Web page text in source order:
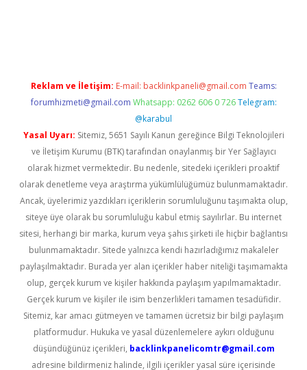
Reklam ve İletişim: E-mail: backlinkpaneli@gmail.com Teams:
forumhizmeti@gmail.com Whatsapp: 0262 606 0 726 Telegram:
@karabul
Yasal Uyarı: Sitemiz, 5651 Sayılı Kanun gereğince Bilgi Teknolojileri
ve İletişim Kurumu (BTK) tarafından onaylanmış bir Yer Sağlayıcı
olarak hizmet vermektedir. Bu nedenle, sitedeki içerikleri proaktif
olarak denetleme veya araştırma yükümlülüğümüz bulunmamaktadır.
Ancak, üyelerimiz yazdıkları içeriklerin sorumluluğunu taşımakta olup,
siteye üye olarak bu sorumluluğu kabul etmiş sayılırlar. Bu internet
sitesi, herhangi bir marka, kurum veya şahıs şirketi ile hiçbir bağlantısı
bulunmamaktadır. Sitede yalnızca kendi hazırladığımız makaleler
paylaşılmaktadır. Burada yer alan içerikler haber niteliği taşımamakta
olup, gerçek kurum ve kişiler hakkında paylaşım yapılmamaktadır.
Gerçek kurum ve kişiler ile isim benzerlikleri tamamen tesadüfidir.
Sitemiz, kar amacı gütmeyen ve tamamen ücretsiz bir bilgi paylaşım
platformudur. Hukuka ve yasal düzenlemelere aykırı olduğunu
düşündüğünüz içerikleri, backlinkpanelicomtr@gmail.com
adresine bildirmeniz halinde, ilgili içerikler yasal süre içerisinde